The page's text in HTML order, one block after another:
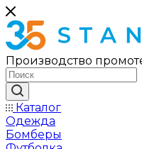
Производство
Каталог
Одежда
Бомберы